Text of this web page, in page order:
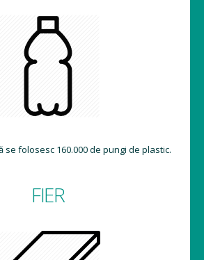
se folosesc 160.000 de pungi de plastic.
FIER